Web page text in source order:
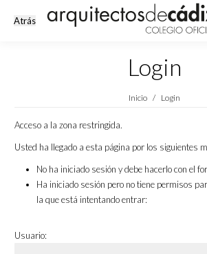
Login
Estás aquí:
Inicio Login
Acceso a la zona restringida.
Usted ha llegado a esta página por los siguientes
No ha iniciado sesión y debe hacerlo con el
Ha iniciado sesión pero no tiene permisos
la que está intentando entrar:
Usuario: